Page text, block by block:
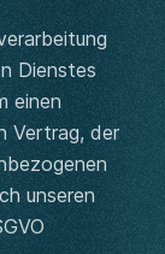
Dienstes
einen
Vertrag, der
unseren